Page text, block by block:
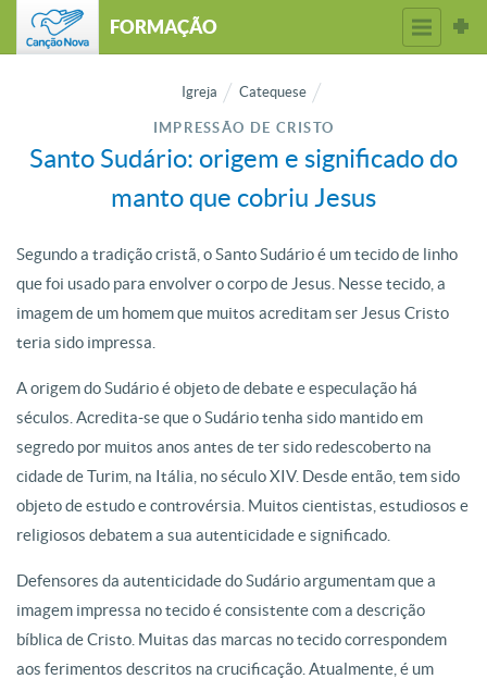
FORMAÇÃO
Igreja Catequese
IMPRESSÃO DE CRISTO
Santo Sudário: origem e significado do
manto que cobriu Jesus
Segundo a tradição cristã, o Santo Sudário é um tecido de linho
que foi usado para envolver o corpo de Jesus. Nesse tecido, a
imagem de um homem que muitos acreditam ser Jesus Cristo
teria sido impressa.
A origem do Sudário é objeto de debate e especulação há
séculos. Acredita-se que o Sudário tenha sido mantido em
segredo por muitos anos antes de ter sido redescoberto na
cidade de Turim, na Itália, no século XIV. Desde então, tem sido
objeto de estudo e controvérsia. Muitos cientistas, estudiosos e
religiosos debatem a sua autenticidade e significado.
Defensores da autenticidade do Sudário argumentam que a
imagem impressa no tecido é consistente com a descrição
bíblica de Cristo. Muitas das marcas no tecido correspondem
aos ferimentos descritos na crucificação. Atualmente, é um